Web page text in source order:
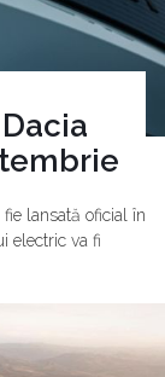
lansată oficial în
electric va fi